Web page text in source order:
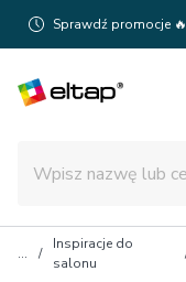
Sprawdź promocje 🔥
Inspiracje do
salonu